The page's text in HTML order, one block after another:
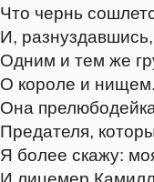
Что чернь
И,
Одним и тем же
О короле и
Она
Предателя,
Я более скажу: